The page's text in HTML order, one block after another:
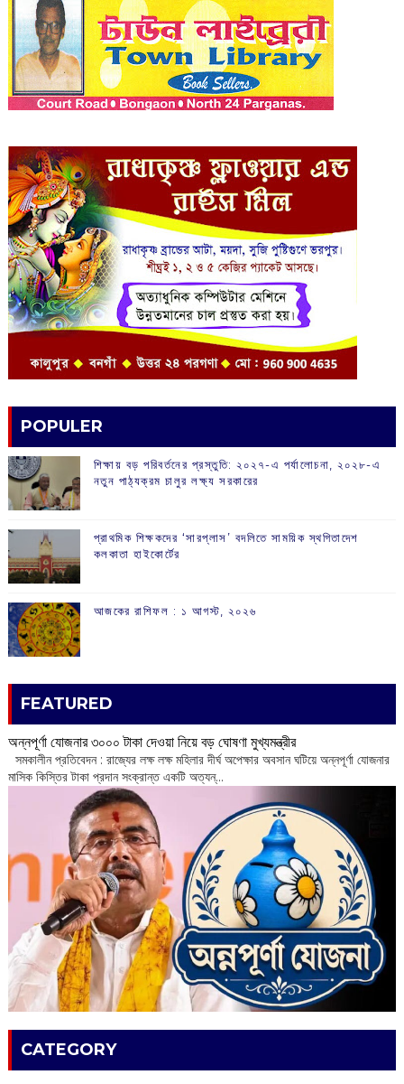
POPULER
শিক্ষায় বড় পরিবর্তনের প্রস্তুতি: ২০২৭-এ পর্যালোচনা, ২০২৮-এ
নতুন পাঠ্যক্রম চালুর লক্ষ্য সরকারের
প্রাথমিক শিক্ষকদের ‘সারপ্লাস’ বদলিতে সাময়িক স্থগিতাদেশ
কলকাতা হাইকোর্টের
আজকের রাশিফল :‌ ‌‌১ আগস্ট, ২০২৬
FEATURED
অন্নপূর্ণা যোজনার ৩০০০ টাকা দেওয়া নিয়ে বড় ঘোষণা মুখ্যমন্ত্রীর
সমকালীন প্রতিবেদন : রাজ্যের লক্ষ লক্ষ মহিলার দীর্ঘ অপেক্ষার অবসান ঘটিয়ে অন্নপূর্ণা যোজনার
মাসিক কিস্তির টাকা প্রদান সংক্রান্ত একটি অত্যন্...
CATEGORY